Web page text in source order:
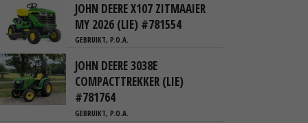
JOHN DEERE X107 ZITMAAIER
MY 2026 (LIE) #781554
GEBRUIKT, P.O.A.
JOHN DEERE 3038E
COMPACTTREKKER (LIE)
#781764
GEBRUIKT, P.O.A.